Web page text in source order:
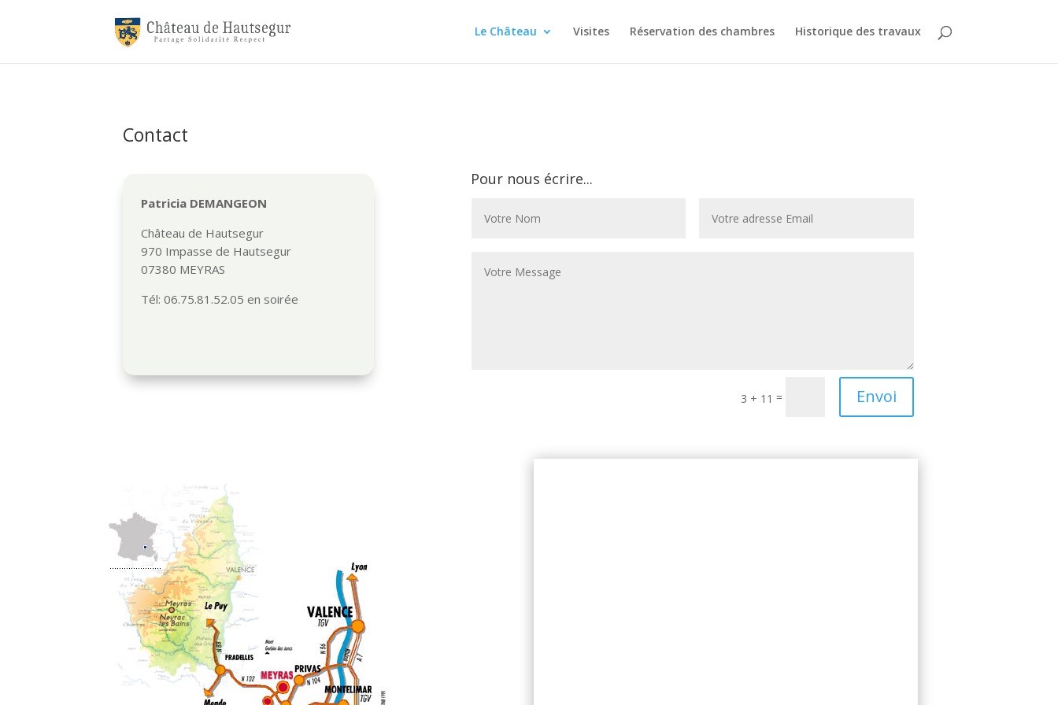
Le Château Visites Réservation des chambres Historique des travaux
Contact
Patricia DEMANGEON
Château de Hautsegur
970 Impasse de Hautsegur
07380 MEYRAS
Tél: 06.75.81.52.05 en soirée
Pour nous écrire...
3 + 11 = Envoi